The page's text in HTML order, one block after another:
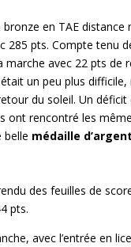
en TAE distance
pts. Compte tenu
avec 22 pts de
un peu plus
du soleil. Un
ont rencontré les
belle médaille
des feuilles de
pts.
avec l’entrée en